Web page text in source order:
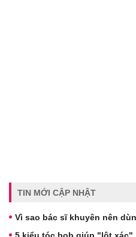
TIN MỚI CẬP NHẬT
Vì sao bác sĩ khuyên nên
5 kiểu tóc bob giúp "lột xác"